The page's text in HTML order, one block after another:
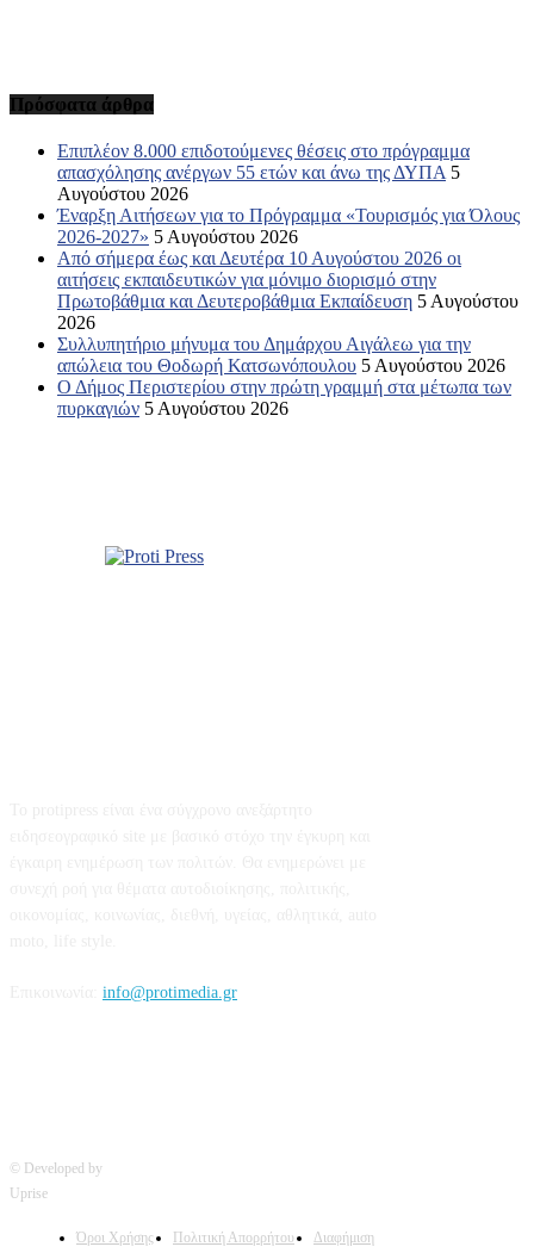
Πρόσφατα άρθρα
Επιπλέον 8.000 επιδοτούμενες θέσεις στο πρόγραμμα
απασχόλησης ανέργων 55 ετών και άνω της ΔΥΠΑ 5
Αυγούστου 2026
Έναρξη Αιτήσεων για το Πρόγραμμα «Τουρισμός για Όλους
2026-2027» 5 Αυγούστου 2026
Από σήμερα έως και Δευτέρα 10 Αυγούστου 2026 οι
αιτήσεις εκπαιδευτικών για μόνιμο διορισμό στην
Πρωτοβάθμια και Δευτεροβάθμια Εκπαίδευση 5 Αυγούστου
2026
Συλλυπητήριο μήνυμα του Δημάρχου Αιγάλεω για την
απώλεια του Θοδωρή Κατσωνόπουλου 5 Αυγούστου 2026
Ο Δήμος Περιστερίου στην πρώτη γραμμή στα μέτωπα των
πυρκαγιών 5 Αυγούστου 2026
info@protimedia.gr
© Developed by
Uprise
Όροι Χρήσης Πολιτική Απορρήτου
Διαφήμιση